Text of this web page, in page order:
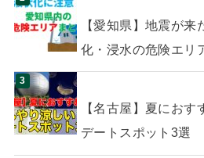
【愛知県】地震が
化・浸水の危険エリ
【名古屋】夏にお
デートスポット3選